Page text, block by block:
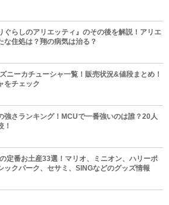
ぐらしのアリエッティ』のその後を解説！アリエ
な住処は？翔の病気は治る？
ニーカチューシャ一覧！販売状況&値段まとめ！
をチェック
強さランキング！MCUで一番強いのは誰？20人
！
定番お土産33選！マリオ、ミニオン、ハリーポ
ックパーク、セサミ、SINGなどのグッズ情報